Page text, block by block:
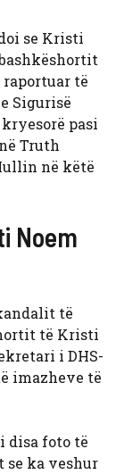
se Kristi
raportuar të
Sigurisë
pasi
Truth
në këtë
Noem
të
të Kristi
i DHS-
imazheve të
disa foto të
se ka veshur